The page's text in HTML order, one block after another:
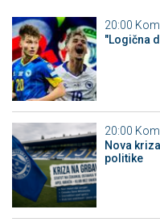
20:00
"Logična
20:00
Nova
politike